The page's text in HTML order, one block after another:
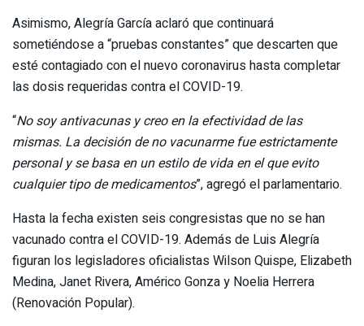
Asimismo, Alegría García aclaró que continuará
sometiéndose a “pruebas constantes” que descarten que
esté contagiado con el nuevo coronavirus hasta completar
las dosis requeridas contra el COVID-19.
“No soy antivacunas y creo en la efectividad de las
mismas. La decisión de no vacunarme fue estrictamente
personal y se basa en un estilo de vida en el que evito
cualquier tipo de medicamentos”, agregó el parlamentario.
Hasta la fecha existen seis congresistas que no se han
vacunado contra el COVID-19. Además de Luis Alegría
figuran los legisladores oficialistas Wilson Quispe, Elizabeth
Medina, Janet Rivera, Américo Gonza y Noelia Herrera
(Renovación Popular).